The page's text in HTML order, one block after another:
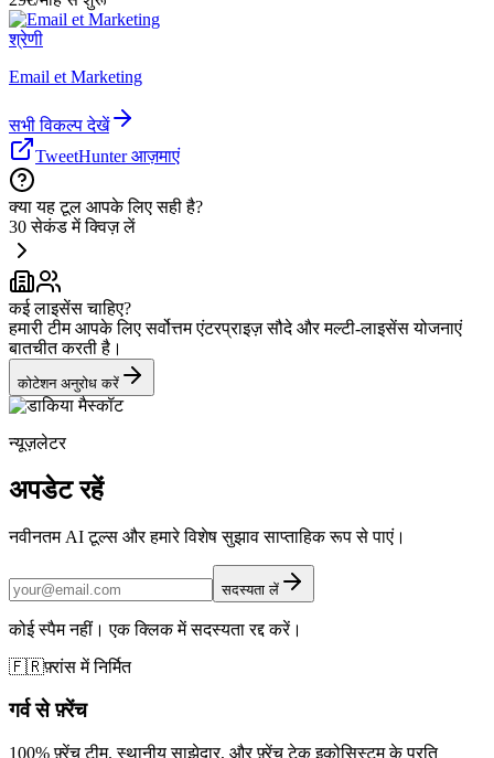
श्रेणी
Email et Marketing
सभी विकल्प देखें
TweetHunter आज़माएं
क्या यह टूल आपके लिए सही है?
30 सेकंड में क्विज़ लें
कई लाइसेंस चाहिए?
हमारी टीम आपके लिए सर्वोत्तम एंटरप्राइज़ सौदे और मल्टी-लाइसेंस योजनाएं
बातचीत करती है।
कोटेशन अनुरोध करें
न्यूज़लेटर
अपडेट रहें
नवीनतम AI टूल्स और हमारे विशेष सुझाव साप्ताहिक रूप से पाएं।
सदस्यता लें
कोई स्पैम नहीं। एक क्लिक में सदस्यता रद्द करें।
🇫🇷फ़्रांस में निर्मित
गर्व से फ़्रेंच
100% फ़्रेंच टीम, स्थानीय साझेदार, और फ़्रेंच टेक इकोसिस्टम के प्रति